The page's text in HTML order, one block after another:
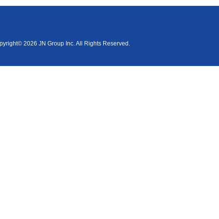
2026 JN Group Inc. All Rights Reserved.